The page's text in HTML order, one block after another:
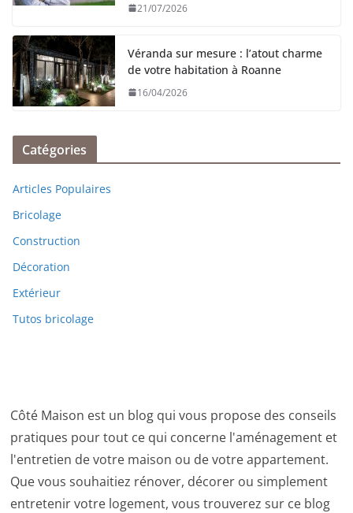
21/07/2026
Véranda sur mesure : l’atout charme
de votre habitation à Roanne
16/04/2026
Catégories
Articles Populaires
Bricolage
Construction
Décoration
Extérieur
Tutos bricolage
Côté Maison est un blog qui vous propose des conseils
pratiques pour tout ce qui concerne l'aménagement et
l'entretien de votre maison ou de votre appartement.
Que vous souhaitiez rénover, décorer ou simplement
entretenir votre logement, vous trouverez sur ce blog